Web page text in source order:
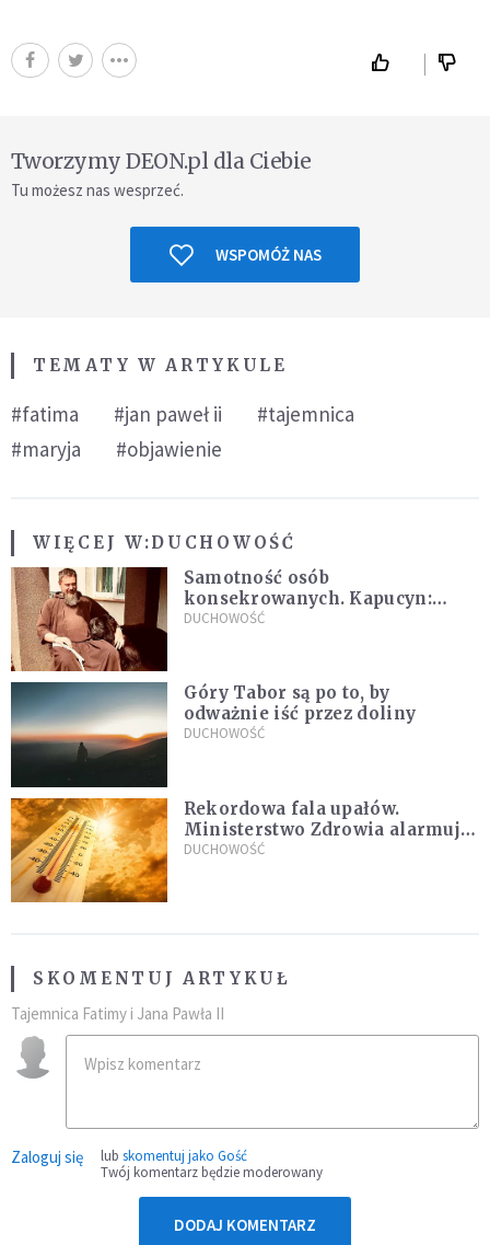
Tworzymy DEON.pl dla Ciebie
Tu możesz nas wesprzeć.
WSPOMÓŻ NAS
TEMATY W ARTYKULE
#fatima #jan paweł ii
#tajemnica
#maryja
#objawienie
WIĘCEJ W:DUCHOWOŚĆ
Samotność osób
konsekrowanych. Kapucyn:
Życie w pojedynkę rzadko jest
DUCHOWOŚĆ
Góry Tabor są po to, by
odważnie iść przez doliny
DUCHOWOŚĆ
Rekordowa fala upałów.
Ministerstwo Zdrowia alarmuje
po doświadczeniach z czerwca
DUCHOWOŚĆ
SKOMENTUJ ARTYKUŁ
Tajemnica Fatimy i Jana Pawła II
Zaloguj się lub skomentuj jako Gość
Twój komentarz będzie moderowany
DODAJ KOMENTARZ